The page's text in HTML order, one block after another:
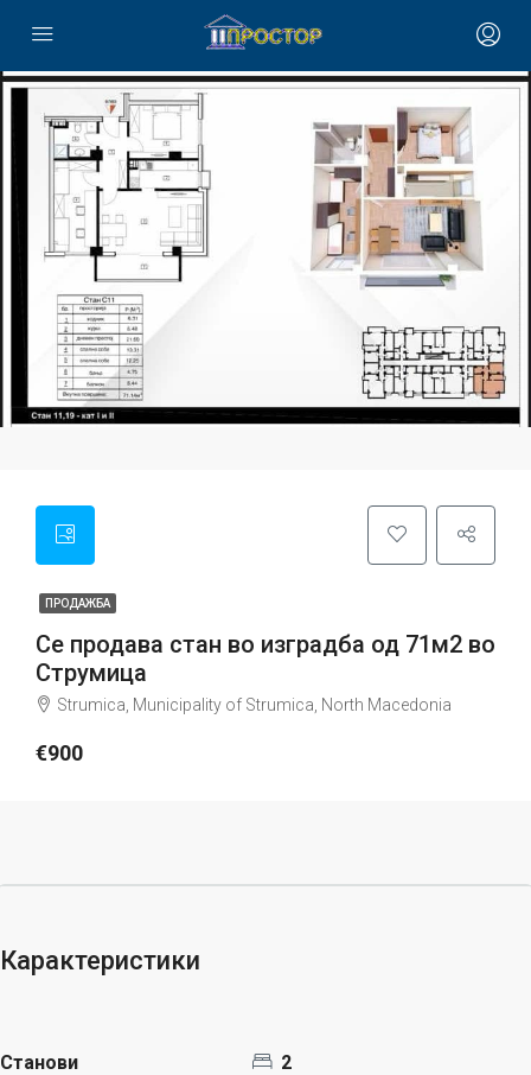
ПРОДАЖБА
Се продава стан во изградба од 71м2 во
Струмица
Strumica, Municipality of Strumica, North Macedonia
€900
Карактеристики
Станови 2